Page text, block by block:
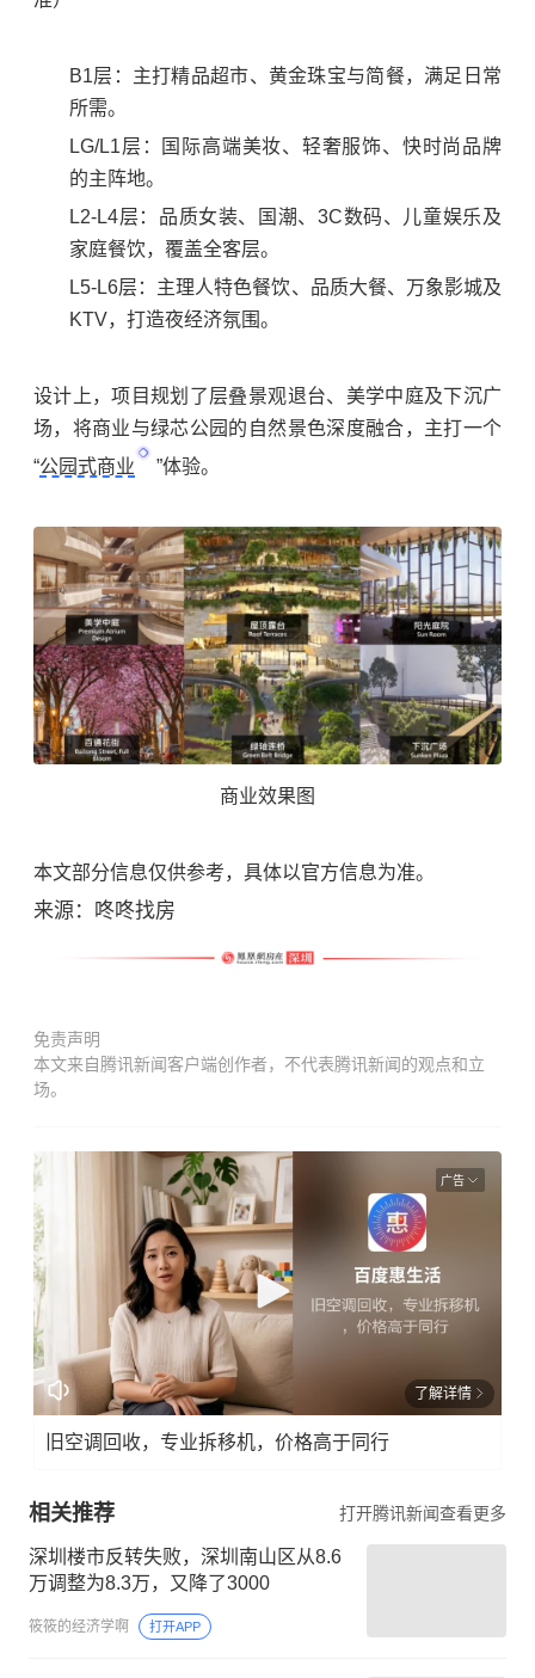
B1层：主打精品超市、黄金珠宝与简餐，满足日常
所需。
LG/L1层：国际高端美妆、轻奢服饰、快时尚品牌
的主阵地。
L2-L4层：品质女装、国潮、3C数码、儿童娱乐及
家庭餐饮，覆盖全客层。
L5-L6层：主理人特色餐饮、品质大餐、万象影城及
KTV，打造夜经济氛围。
设计上，项目规划了层叠景观退台、美学中庭及下沉广
场，将商业与绿芯公园的自然景色深度融合，主打一个
“公园式商业 ”体验。
商业效果图
本文部分信息仅供参考，具体以官方信息为准。
来源：咚咚找房
免责声明
本文来自腾讯新闻客户端创作者，不代表腾讯新闻的观点和立
场。
广告
了解详情
旧空调回收，专业拆移机，价格高于同行
相关推荐 打开腾讯新闻查看更多
深圳楼市反转失败，深圳南山区从8.6
万调整为8.3万，又降了3000
筱筱的经济学啊 打开APP